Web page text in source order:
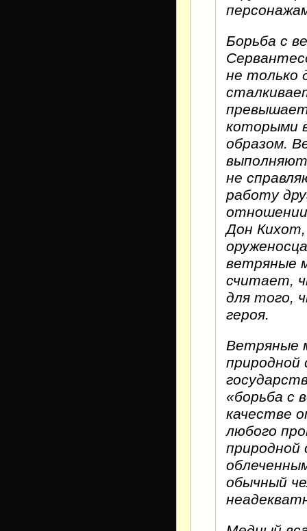
Борьба с
не только
превышает
которыми
образом.
не
работу
Дон Кихот,
ветряные
считает,
для того,
героя.
Ветряные
природной
«борьба с
качестве
любого
природной
обычный